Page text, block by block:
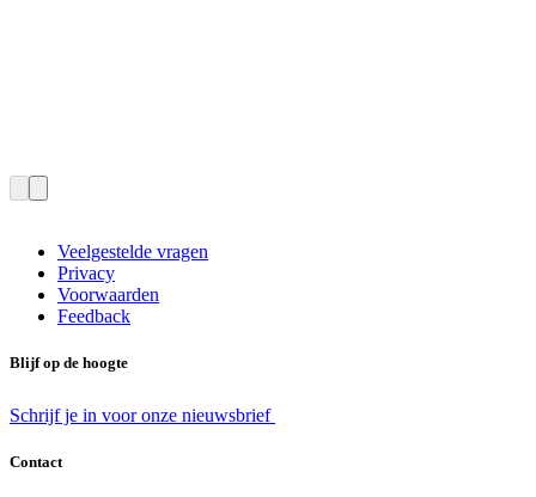
Veelgestelde vragen
Privacy
Voorwaarden
Feedback
Blijf op de hoogte
Schrijf je in voor onze nieuwsbrief
Contact